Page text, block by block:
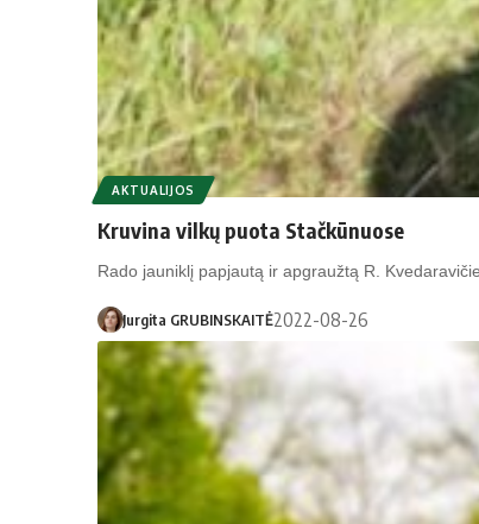
AKTUALIJOS
Kruvina vilkų puota Stačkūnuose
Rado jauniklį papjautą ir apgraužtą R.
Jurgita GRUBINSKAITĖ2022-08-26